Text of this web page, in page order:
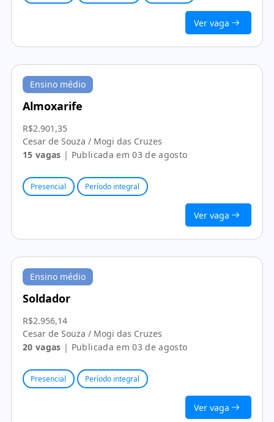
Ver vaga
Ensino médio
Almoxarife
R$2.901,35
Cesar de Souza / Mogi das Cruzes
15 vagas | Publicada em 03 de agosto
Presencial Período integral
Ver vaga
Ensino médio
Soldador
R$2.956,14
Cesar de Souza / Mogi das Cruzes
20 vagas | Publicada em 03 de agosto
Presencial Período integral
Ver vaga